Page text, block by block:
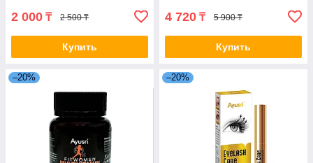
2 000 ₸ 2 500 ₸
Купить
4 720 ₸ 5 900 ₸
Купить
–20% –20%